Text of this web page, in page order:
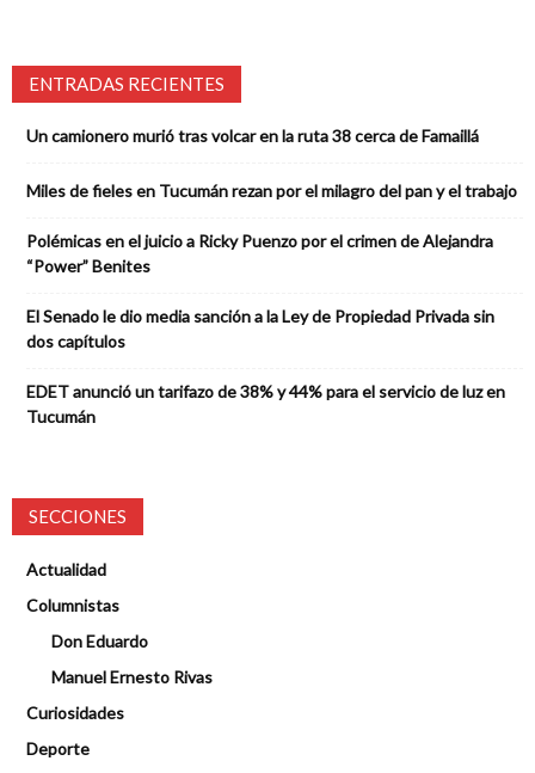
ENTRADAS RECIENTES
Un camionero murió tras volcar en la ruta 38 cerca de Famaillá
Miles de fieles en Tucumán rezan por el milagro del pan y el trabajo
Polémicas en el juicio a Ricky Puenzo por el crimen de Alejandra
“Power” Benites
El Senado le dio media sanción a la Ley de Propiedad Privada sin
dos capítulos
EDET anunció un tarifazo de 38% y 44% para el servicio de luz en
Tucumán
SECCIONES
Actualidad
Columnistas
Don Eduardo
Manuel Ernesto Rivas
Curiosidades
Deporte